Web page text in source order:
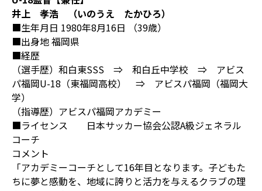
井上 孝浩 （いのうえ たかひろ）
■生年月日 1980年8月16日 （39歳）
■出身地 福岡県
■経歴
（選手歴）和白東SSS ⇒ 和白丘中学校 ⇒ アビス
パ福岡U-18（東福岡高校） ⇒ アビスパ福岡（福岡大
学）
（指導歴）アビスパ福岡アカデミー
■ライセンス 日本サッカー協会公認A級ジェネラル
コーチ
コメント
「アカデミーコーチとして16年目となります。子どもた
ちに夢と感動を、地域に誇りと活力を与えるクラブの理